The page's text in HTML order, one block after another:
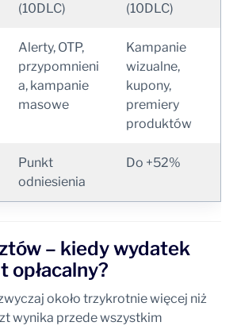
(10DLC)
(10DLC)
Alerty, OTP,
przypomnieni
a, kampanie
masowe
Kampanie
wizualne,
kupony,
premiery
produktów
Punkt
odniesienia
Do +52%
– kiedy wydatek
opłacalny?
około trzykrotnie więcej niż
wynika przede wszystkim